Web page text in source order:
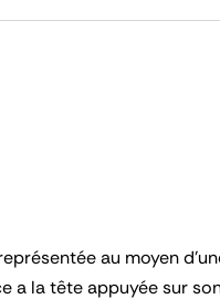
au moyen
a la tête appuyée sur